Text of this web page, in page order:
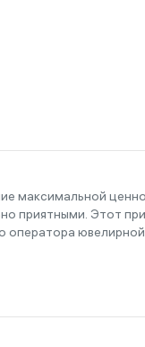
максимальной
приятными. Этот